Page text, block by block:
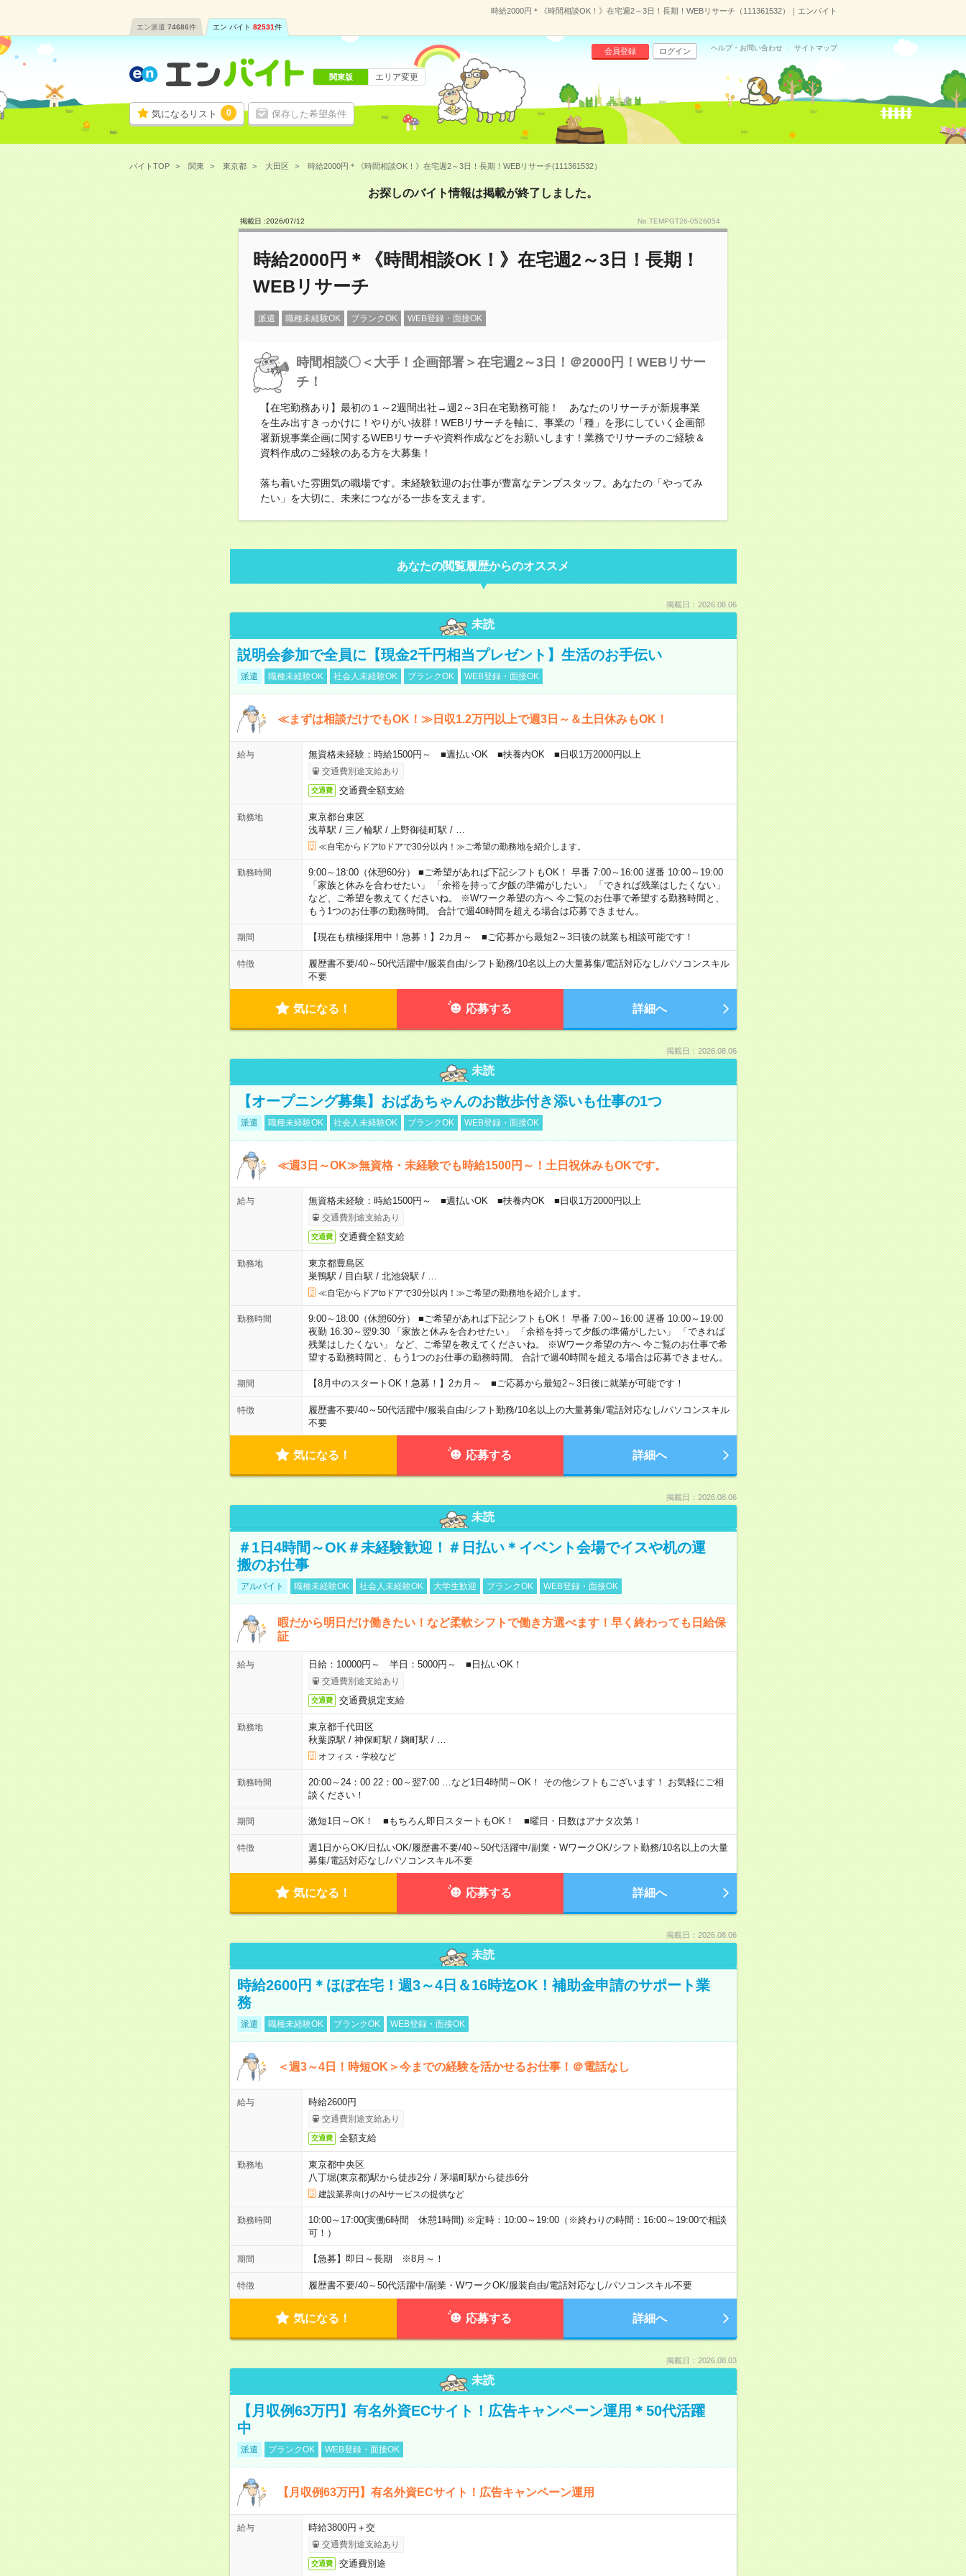
時給2000円＊《時間相談OK！》在宅週2～3日！長期！WEBリサーチ（111361532）｜エンバイト
エン派遣 74686件 エン バイト 82531件
気になるリスト 0 保存した希望条件
会員登録 ログイン ヘルプ・お問い合わせ サイトマップ
関東版 エリア変更
バイトTOP 関東 東京都 大田区 時給2000円＊《時間相談OK！》在宅週2～3日！長期！WEBリサーチ(111361532）
お探しのバイト情報は掲載が終了しました。
掲載日 :2026/07/12 No.TEMPGT26-0526054
時給2000円＊《時間相談OK！》在宅週2～3日！長期！
WEBリサーチ
派遣 職種未経験OK ブランクOK WEB登録・面接OK
時間相談〇＜大手！企画部署＞在宅週2～3日！＠2000円！WEBリサー
チ！
【在宅勤務あり】最初の１～2週間出社→週2～3日在宅勤務可能！ あなたのリサーチが新規事業
を生み出すきっかけに！やりがい抜群！WEBリサーチを軸に、事業の「種」を形にしていく企画部
署新規事業企画に関するWEBリサーチや資料作成などをお願いします！業務でリサーチのご経験＆
資料作成のご経験のある方を大募集！
落ち着いた雰囲気の職場です。未経験歓迎のお仕事が豊富なテンプスタッフ。あなたの「やってみ
たい」を大切に、未来につながる一歩を支えます。
あなたの閲覧履歴からのオススメ
掲載日：2026.08.06
未読
説明会参加で全員に【現金2千円相当プレゼント】生活のお手伝い
派遣 職種未経験OK 社会人未経験OK ブランクOK WEB登録・面接OK
≪まずは相談だけでもOK！≫日収1.2万円以上で週3日～＆土日休みもOK！
給与 無資格未経験：時給1500円～ ■週払いOK ■扶養内OK ■日収1万2000円以上
交通費別途支給あり
交通費 交通費全額支給
勤務地
東京都台東区
浅草駅 / 三ノ輪駅 / 上野御徒町駅 /
≪自宅からドアtoドアで30分以内！≫ご希望の勤務地を紹介します。
勤務時間
9:00～18:00（休憩60分） ■ご希望があれば下記シフトもOK！ 早番 7:00～16:00 遅番 10:00～19:00
「家族と休みを合わせたい」 「余裕を持って夕飯の準備がしたい」 「できれば残業はしたくない」
など、ご希望を教えてくださいね。 ※Wワーク希望の方へ 今ご覧のお仕事で希望する勤務時間と、
もう1つのお仕事の勤務時間。 合計で週40時間を超える場合は応募できません。
期間 【現在も積極採用中！急募！】2カ月～ ■ご応募から最短2～3日後の就業も相談可能です！
特徴 履歴書不要/40～50代活躍中/服装自由/シフト勤務/10名以上の大量募集/電話対応なし/パソコンスキル
不要
気になる！ 応募する 詳細へ
掲載日：2026.08.06
未読
【オープニング募集】おばあちゃんのお散歩付き添いも仕事の1つ
派遣 職種未経験OK 社会人未経験OK ブランクOK WEB登録・面接OK
≪週3日～OK≫無資格・未経験でも時給1500円～！土日祝休みもOKです。
給与 無資格未経験：時給1500円～ ■週払いOK ■扶養内OK ■日収1万2000円以上
交通費別途支給あり
交通費 交通費全額支給
勤務地
東京都豊島区
巣鴨駅 / 目白駅 / 北池袋駅 /
≪自宅からドアtoドアで30分以内！≫ご希望の勤務地を紹介します。
勤務時間
9:00～18:00（休憩60分） ■ご希望があれば下記シフトもOK！ 早番 7:00～16:00 遅番 10:00～19:00
夜勤 16:30～翌9:30 「家族と休みを合わせたい」 「余裕を持って夕飯の準備がしたい」 「できれば
残業はしたくない」 など、ご希望を教えてくださいね。 ※Wワーク希望の方へ 今ご覧のお仕事で希
望する勤務時間と、もう1つのお仕事の勤務時間。 合計で週40時間を超える場合は応募できません。
期間 【8月中のスタートOK！急募！】2カ月～ ■ご応募から最短2～3日後に就業が可能です！
特徴 履歴書不要/40～50代活躍中/服装自由/シフト勤務/10名以上の大量募集/電話対応なし/パソコンスキル
不要
気になる！ 応募する 詳細へ
掲載日：2026.08.06
未読
＃1日4時間～OK＃未経験歓迎！＃日払い＊イベント会場でイスや机の運
搬のお仕事
アルバイト 職種未経験OK 社会人未経験OK 大学生歓迎 ブランクOK WEB登録・面接OK
暇だから明日だけ働きたい！など柔軟シフトで働き方選べます！早く終わっても日給保
証
給与 日給：10000円～ 半日：5000円～ ■日払いOK！
交通費別途支給あり
交通費 交通費規定支給
勤務地
東京都千代田区
秋葉原駅 / 神保町駅 / 麹町駅 /
オフィス・学校など
勤務時間
20:00～24：00 22：00～翌7:00 …など1日4時間～OK！ その他シフトもございます！ お気軽にご相
談ください！
期間 激短1日～OK！ ■もちろん即日スタートもOK！ ■曜日・日数はアナタ次第！
特徴 週1日からOK/日払いOK/履歴書不要/40～50代活躍中/副業・WワークOK/シフト勤務/10名以上の大量
募集/電話対応なし/パソコンスキル不要
気になる！ 応募する 詳細へ
掲載日：2026.08.06
未読
時給2600円＊ほぼ在宅！週3～4日＆16時迄OK！補助金申請のサポート業
務
派遣 職種未経験OK ブランクOK WEB登録・面接OK
＜週3～4日！時短OK＞今までの経験を活かせるお仕事！＠電話なし
給与 時給2600円
交通費別途支給あり
交通費 全額支給
勤務地
東京都中央区
八丁堀(東京都)駅から徒歩2分/ 茅場町駅から徒歩6分
建設業界向けのAIサービスの提供など
勤務時間
10:00～17:00(実働6時間 休憩1時間) ※定時：10:00～19:00（※終わりの時間：16:00～19:00で相談
可！）
期間 【急募】即日～長期 ※8月～！
特徴 履歴書不要/40～50代活躍中/副業・WワークOK/服装自由/電話対応なし/パソコンスキル不要
気になる！ 応募する 詳細へ
掲載日：2026.08.03
未読
【月収例63万円】有名外資ECサイト！広告キャンペーン運用＊50代活躍
中
派遣 ブランクOK WEB登録・面接OK
【月収例63万円】有名外資ECサイト！広告キャンペーン運用
給与 時給3800円＋交
交通費別途支給あり
交通費 交通費別途